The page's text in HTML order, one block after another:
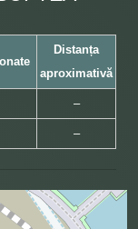
Distanța
aproximativă
–
–